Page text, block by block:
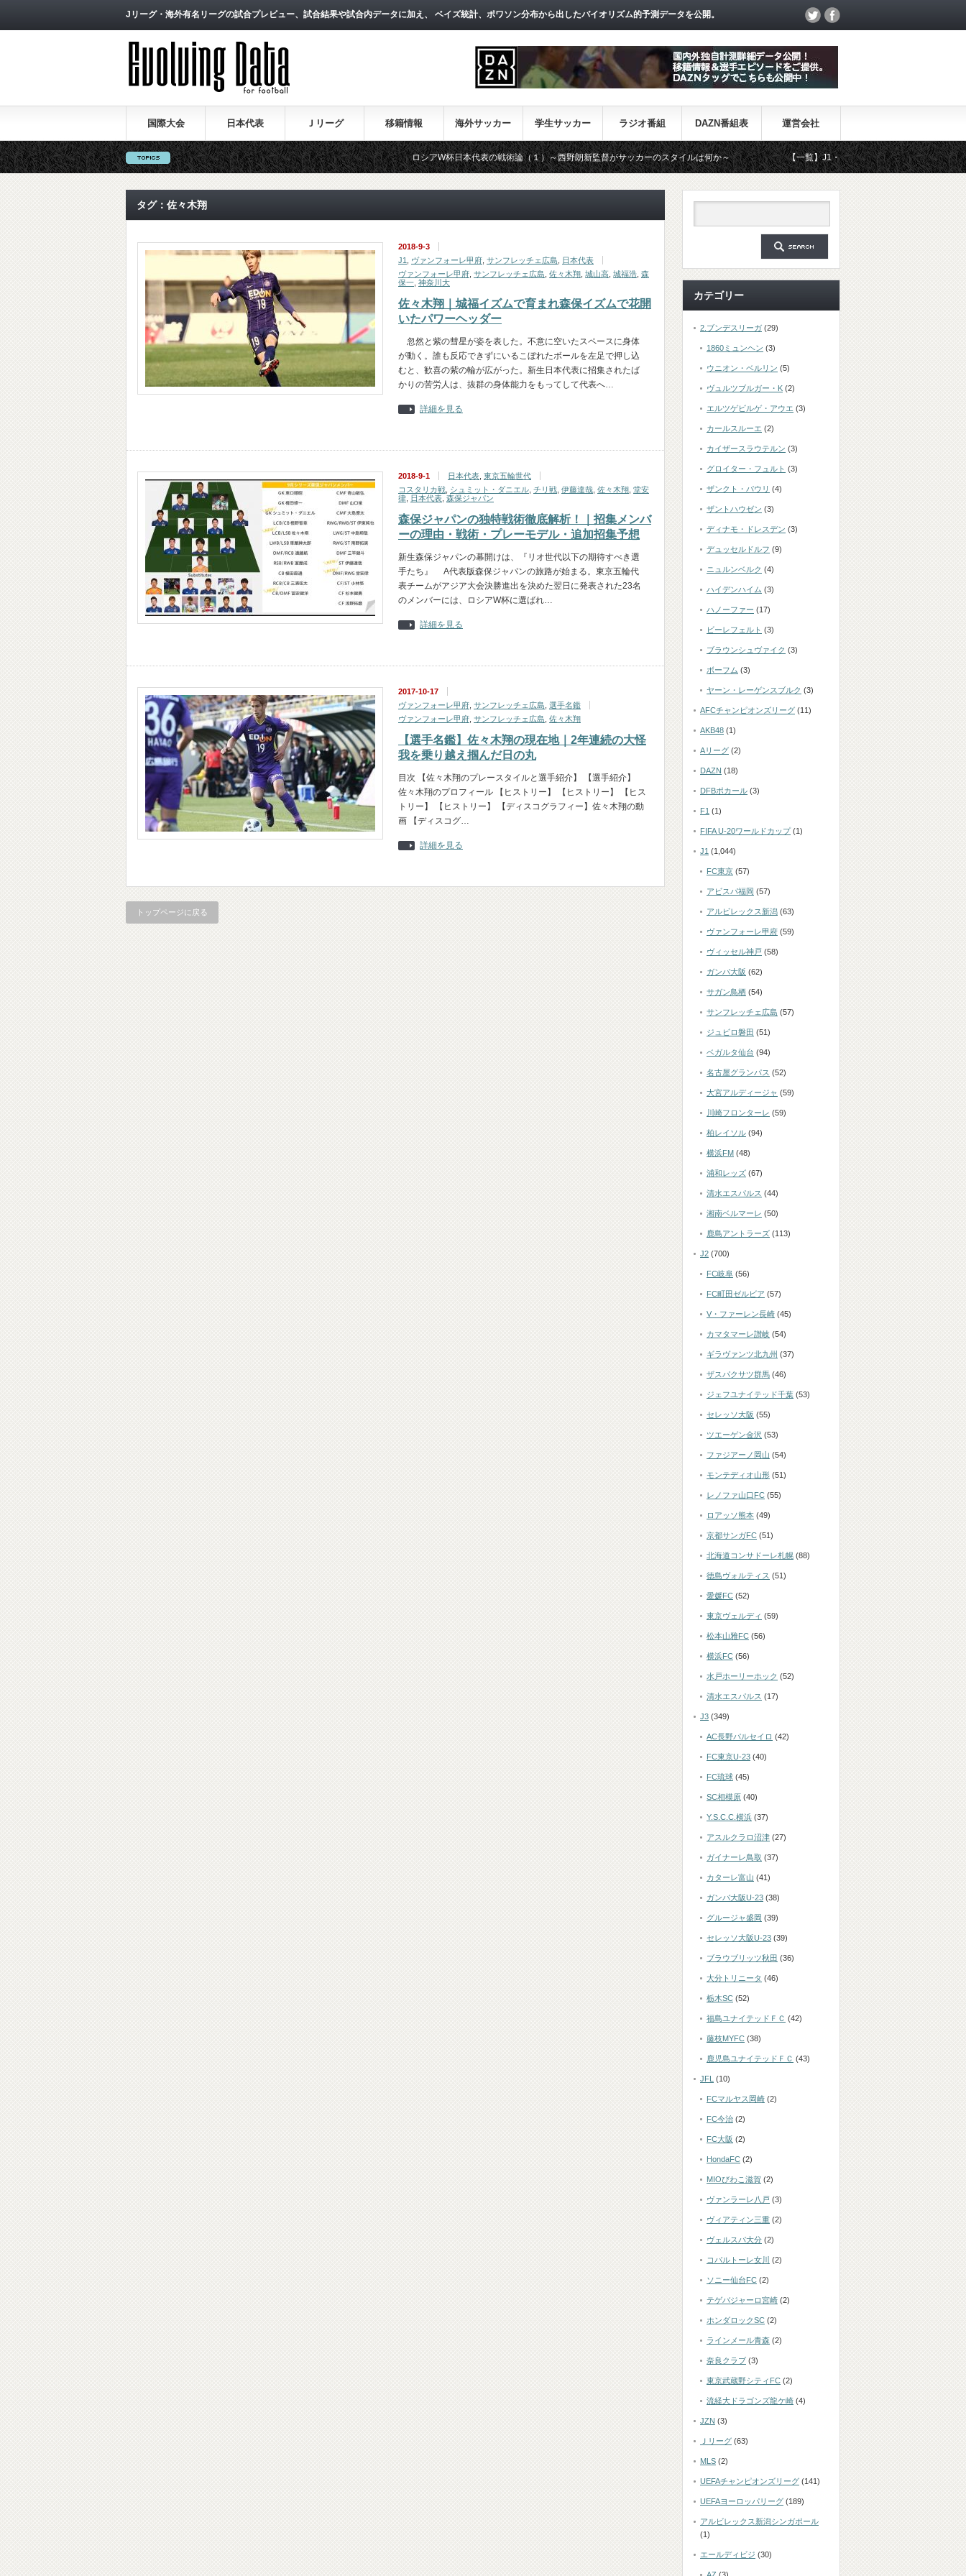
Jリーグ・海外有名リーグの試合プレビュー、試合結果や試合内データに加え、 ベイズ統計、ポワソン分布から出したバイオリズム的予測データを公開。
国際大会 日本代表 Ｊリーグ 移籍情報 海外サッカー 学生サッカー ラジオ番組 DAZN番組表 運営会社
ロシアW杯日本代表の戦術論（１）～西野朗新監督がサッカーのスタイルは何か～ 【一覧】J1・J2・J3リーグ「退団・戦力外選手＆新加入選
タグ：佐々木翔
2018-9-3
J1
ヴァンフォーレ甲府 サンフレッチェ広島
日本代表
ヴァンフォーレ甲府 サンフレッチェ広島 佐々木翔 城山高 城福浩 森
保一 神奈川大
佐々木翔｜城福イズムで育まれ森保イズムで花開
いたパワーヘッダー
忽然と紫の彗星が姿を表した。不意に空いたスペースに身体
が動く。誰も反応できずにいるこぼれたボールを左足で押し込
むと、歓喜の紫の輪が広がった。新生日本代表に招集されたば
かりの苦労人は、抜群の身体能力をもってして代表へ…
詳細を見る
2018-9-1 日本代表 東京五輪世代
コスタリカ戦 シュミット・ダニエル チリ戦 伊藤達哉 佐々木翔 堂安
律 日本代表 森保ジャパン
森保ジャパンの独特戦術徹底解析！｜招集メンバ
ーの理由・戦術・プレーモデル・追加招集予想
新生森保ジャパンの幕開けは、『リオ世代以下の期待すべき選
手たち』 A代表版森保ジャパンの旅路が始まる。東京五輪代
表チームがアジア大会決勝進出を決めた翌日に発表された23名
のメンバーには、ロシアW杯に選ばれ…
詳細を見る
2017-10-17
ヴァンフォーレ甲府 サンフレッチェ広島 選手名鑑
ヴァンフォーレ甲府 サンフレッチェ広島 佐々木翔
【選手名鑑】佐々木翔の現在地｜2年連続の大怪
我を乗り越え掴んだ日の丸
目次 【佐々木翔のプレースタイルと選手紹介】 【選手紹介】
佐々木翔のプロフィール 【ヒストリー】 【ヒストリー】 【ヒス
トリー】 【ヒストリー】 【ディスコグラフィー】佐々木翔の動
画 【ディスコグ…
詳細を見る
トップページに戻る
カテゴリー
2.ブンデスリーガ (29)
1860ミュンヘン (3)
ウニオン・ベルリン (5)
ヴュルツブルガー・K (2)
エルツゲビルゲ・アウエ (3)
カールスルーエ (2)
カイザースラウテルン (3)
グロイター・フュルト (3)
ザンクト・パウリ (4)
ザントハウゼン (3)
ディナモ・ドレスデン (3)
デュッセルドルフ (9)
ニュルンベルク (4)
ハイデンハイム (3)
ハノーファー (17)
ビーレフェルト (3)
ブラウンシュヴァイク (3)
ボーフム (3)
ヤーン・レーゲンスブルク (3)
AFCチャンピオンズリーグ (11)
AKB48 (1)
Aリーグ (2)
DAZN (18)
DFBポカール (3)
F1 (1)
FIFA U-20ワールドカップ(1)
J1 (1,044)
FC東京 (57)
アビスパ福岡 (57)
アルビレックス新潟 (63)
ヴァンフォーレ甲府 (59)
ヴィッセル神戸 (58)
ガンバ大阪 (62)
サガン鳥栖 (54)
サンフレッチェ広島 (57)
ジュビロ磐田 (51)
ベガルタ仙台 (94)
名古屋グランパス (52)
大宮アルディージャ (59)
川崎フロンターレ (59)
柏レイソル (94)
横浜FM (48)
浦和レッズ (67)
清水エスパルス (44)
湘南ベルマーレ (50)
鹿島アントラーズ (113)
J2 (700)
FC岐阜 (56)
FC町田ゼルビア (57)
V・ファーレン長崎 (45)
カマタマーレ讃岐 (54)
ギラヴァンツ北九州 (37)
ザスパクサツ群馬 (46)
ジェフユナイテッド千葉 (53)
セレッソ大阪 (55)
ツエーゲン金沢 (53)
ファジアーノ岡山 (54)
モンテディオ山形 (51)
レノファ山口FC (55)
ロアッソ熊本 (49)
京都サンガFC (51)
北海道コンサドーレ札幌 (88)
徳島ヴォルティス (51)
愛媛FC (52)
東京ヴェルディ (59)
松本山雅FC (56)
横浜FC (56)
水戸ホーリーホック (52)
清水エスパルス (17)
J3 (349)
AC長野パルセイロ (42)
FC東京U-23 (40)
FC琉球 (45)
SC相模原 (40)
Y.S.C.C.横浜 (37)
アスルクラロ沼津 (27)
ガイナーレ鳥取 (37)
カターレ富山 (41)
ガンバ大阪U-23 (38)
グルージャ盛岡 (39)
セレッソ大阪U-23 (39)
ブラウブリッツ秋田 (36)
大分トリニータ (46)
栃木SC (52)
福島ユナイテッドＦＣ (42)
藤枝MYFC (38)
鹿児島ユナイテッドＦＣ (43)
JFL (10)
FCマルヤス岡崎 (2)
FC今治 (2)
FC大阪 (2)
HondaFC (2)
MIOびわこ滋賀 (2)
ヴァンラーレ八戸 (3)
ヴィアティン三重 (2)
ヴェルスパ大分 (2)
コバルトーレ女川 (2)
ソニー仙台FC (2)
テゲバジャーロ宮崎 (2)
ホンダロックSC (2)
ラインメール青森 (2)
奈良クラブ (3)
東京武蔵野シティFC (2)
流経大ドラゴンズ龍ケ崎 (4)
JZN (3)
Ｊリーグ (63)
MLS (2)
UEFAチャンピオンズリーグ (141)
UEFAヨーロッパリーグ (189)
アルビレックス新潟シンガポール
(1)
エールディビジ (30)